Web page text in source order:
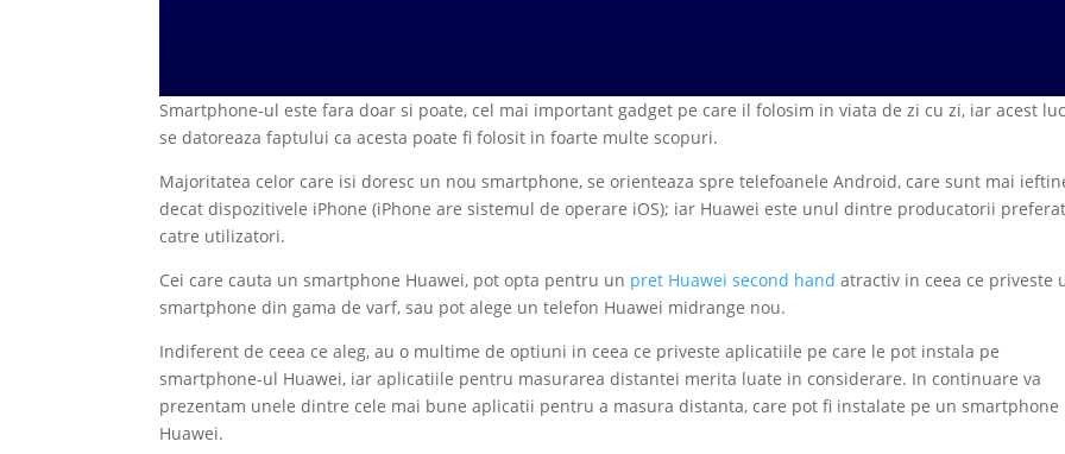
Smartphone-ul este fara doar si poate, cel mai important gadget pe care il folosim in viata de zi cu zi, iar acest
se datoreaza faptului ca acesta poate fi folosit in foarte multe scopuri.
Majoritatea celor care isi doresc un nou smartphone, se orienteaza spre telefoanele Android, care sunt mai
decat dispozitivele iPhone (iPhone are sistemul de operare iOS); iar Huawei este unul dintre producatorii
catre utilizatori.
Cei care cauta un smartphone Huawei, pot opta pentru un pret Huawei second hand atractiv in ceea ce priveste
smartphone din gama de varf, sau pot alege un telefon Huawei midrange nou.
Indiferent de ceea ce aleg, au o multime de optiuni in ceea ce priveste aplicatiile pe care le pot instala pe
smartphone-ul Huawei, iar aplicatiile pentru masurarea distantei merita luate in considerare. In continuare va
prezentam unele dintre cele mai bune aplicatii pentru a masura distanta, care pot fi instalate pe un smartphone
Huawei.